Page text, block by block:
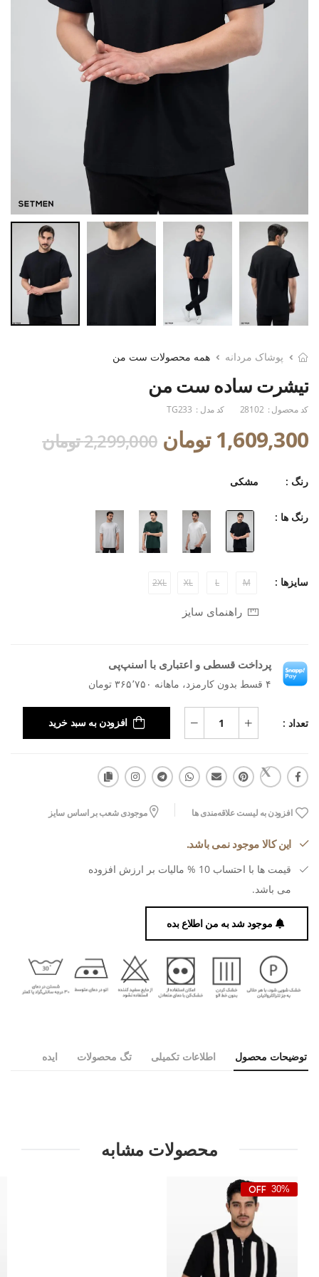
پوشاک مردانه همه محصولات ست من
تیشرت ساده ست من
کد محصول : 28102 کد مدل : TG233
1,609,300 تومان 2,299,000 تومان
رنگ : مشکی
رنگ ها :
سایزها : M
L
XL
2XL
راهنمای سایز
پرداخت قسطی و اعتباری با اسنپ‌پی
۴ قسط بدون کارمزد، ماهانه ۳۶۵٬۷۵۰ تومان
تعداد : افزودن به سبد خرید
افزودن به لیست علاقه‌مندی ها موجودی شعب بر اساس سایز
این کالا موجود نمی باشد.
قیمت ها با احتساب 10 % مالیات بر ارزش افزوده
می باشد.
موجود شد به من اطلاع بده
توضیحات محصول اطلاعات تکمیلی تگ محصولات ایده
محصولات مشابه
30%